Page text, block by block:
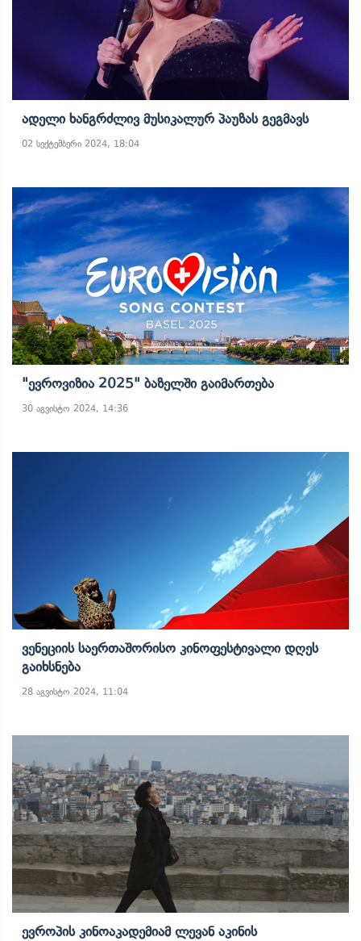
Ადელი Ხანგრძლივ Მუსიკალურ Პაუზას Გეგმავს
02 სექტემბერი 2024, 18:04
"ევროვიზია 2025" Ბაზელში Გაიმართება
30 აგვისტო 2024, 14:36
Ვენეციის Საერთაშორისო Კინოფესტივალი Დღეს
Გაიხსნება
28 აგვისტო 2024, 11:04
Ევროპის Კინოაკადემიამ Ლევან Აკინის